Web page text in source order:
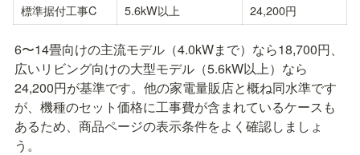
標準据付工事C
5.6kW以上 24,200円
6〜14畳向けの主流モデル（4.0kWまで）なら18,700円、
広いリビング向けの大型モデル（5.6kW以上）なら
24,200円が基準です。他の家電量販店と概ね同水準です
が、機種のセット価格に工事費が含まれているケースも
あるため、商品ページの表示条件をよく確認しましょ
う。